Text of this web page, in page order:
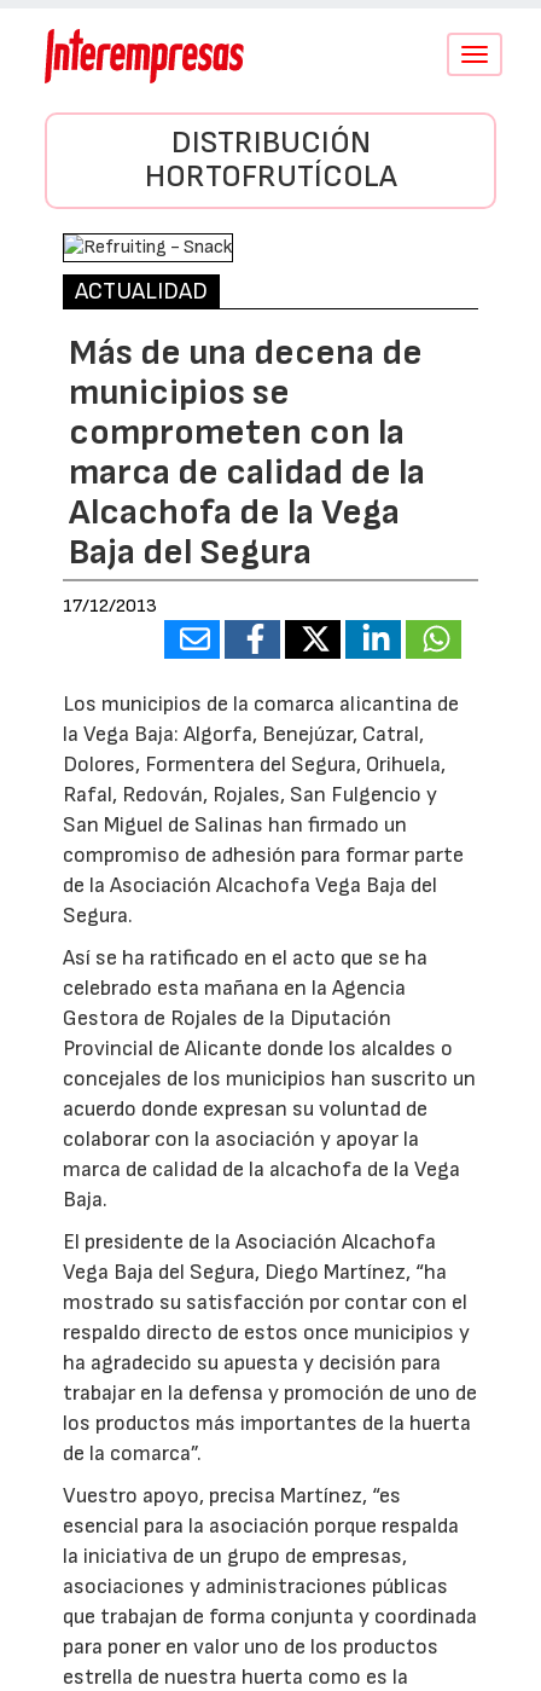
Conmutar
DISTRIBUCIÓN
HORTOFRUTÍCOLA
ACTUALIDAD
Más de una decena de
municipios se
comprometen con la
marca de calidad de la
Alcachofa de la Vega
Baja del Segura
17/12/2013
Los municipios de la comarca alicantina de
la Vega Baja: Algorfa, Benejúzar, Catral,
Dolores, Formentera del Segura, Orihuela,
Rafal, Redován, Rojales, San Fulgencio y
San Miguel de Salinas han firmado un
compromiso de adhesión para formar parte
de la Asociación Alcachofa Vega Baja del
Segura.
Así se ha ratificado en el acto que se ha
celebrado esta mañana en la Agencia
Gestora de Rojales de la Diputación
Provincial de Alicante donde los alcaldes o
concejales de los municipios han suscrito un
acuerdo donde expresan su voluntad de
colaborar con la asociación y apoyar la
marca de calidad de la alcachofa de la Vega
Baja.
El presidente de la Asociación Alcachofa
Vega Baja del Segura, Diego Martínez, “ha
mostrado su satisfacción por contar con el
respaldo directo de estos once municipios y
ha agradecido su apuesta y decisión para
trabajar en la defensa y promoción de uno de
los productos más importantes de la huerta
de la comarca”.
Vuestro apoyo, precisa Martínez, “es
esencial para la asociación porque respalda
la iniciativa de un grupo de empresas,
asociaciones y administraciones públicas
que trabajan de forma conjunta y coordinada
para poner en valor uno de los productos
estrella de nuestra huerta como es la